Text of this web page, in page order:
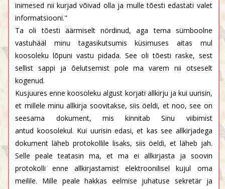
inimesed nii kurjad võivad olla ja mulle tõesti edastati valet
informatsiooni."
Ta oli tõesti äärmiselt nördinud, aga tema sümboolne
vastuhääl minu tagasikutsumis küsimuses aitas mul
koosoleku lõpuni vastu pidada. See oli tõesti raske, sest
sellist sappi ja õelutsemist pole ma varem nii otseselt
kogenud.
Kusjuures enne koosoleku algust korjati allkirju ja kui uurisin,
et millele minu allkirja soovitakse, siis öeldi, et noo, see on
seesama dokument, mis kinnitab Sinu viibimist
antud koosolekul. Kui uurisin edasi, et kas see allkirjadega
dokument läheb protokollile lisaks, siis öeldi, et läheb jah.
Selle peale teatasin ma, et ma ei allkirjasta ja soovin
protokolli enne allkirjastamist elektroonilisel kujul oma
meilile. Mille peale hakkas eelmise juhatuse sekretär ja